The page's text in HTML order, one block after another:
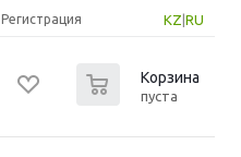
KZ RU
Регистрация
Корзина
пуста